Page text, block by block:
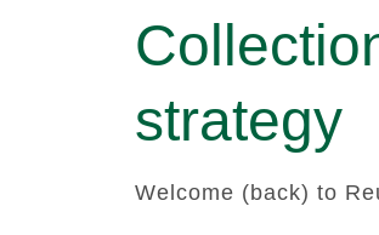
strategy
Welcome (back) to